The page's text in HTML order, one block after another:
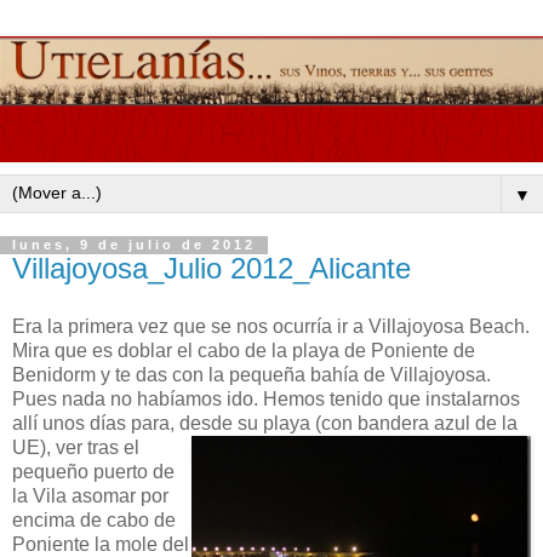
▼
lunes, 9 de julio de 2012
Villajoyosa_Julio 2012_Alicante
Era la primera vez que se nos ocurría ir a Villajoyosa Beach.
Mira que es doblar el cabo de la playa de Poniente de
Benidorm y te das con la pequeña bahía de Villajoyosa.
Pues nada no habíamos ido. Hemos tenido que instalarnos
allí unos días para, desde su playa (con bandera azul de la
UE), ver tras el
pequeño puerto de
la Vila asomar por
encima de cabo de
Poniente la mole del